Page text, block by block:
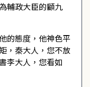
輔政大臣的顧九
的態度，他神色平
，秦大人，您不放
李大人，您看如